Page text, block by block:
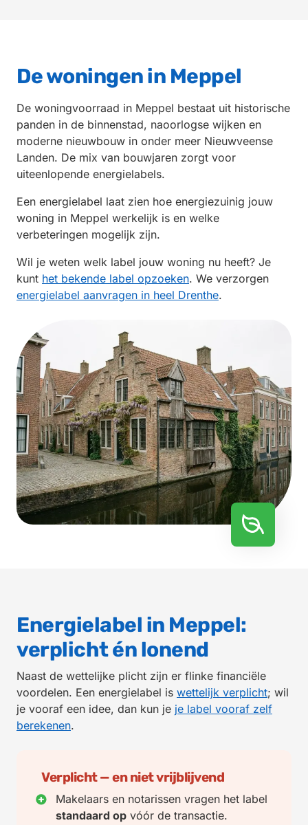
De woningen in Meppel
De woningvoorraad in Meppel bestaat uit historische
panden in de binnenstad, naoorlogse wijken en
moderne nieuwbouw in onder meer Nieuwveense
Landen. De mix van bouwjaren zorgt voor
uiteenlopende energielabels.
Een energielabel laat zien hoe energiezuinig jouw
woning in Meppel werkelijk is en welke
verbeteringen mogelijk zijn.
Wil je weten welk label jouw woning nu heeft? Je
kunt het bekende label opzoeken. We verzorgen
energielabel aanvragen in heel Drenthe.
Energielabel in Meppel:
verplicht én lonend
Naast de wettelijke plicht zijn er flinke financiële
voordelen. Een energielabel is wettelijk verplicht; wil
je vooraf een idee, dan kun je je label vooraf zelf
berekenen.
Verplicht — en niet vrijblijvend
Makelaars en notarissen vragen het label
standaard opvóór de transactie.